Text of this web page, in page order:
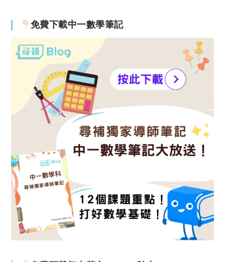
免費下載中一數學筆記